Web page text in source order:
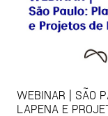
WEBINAR | SÃO
LAPENA E